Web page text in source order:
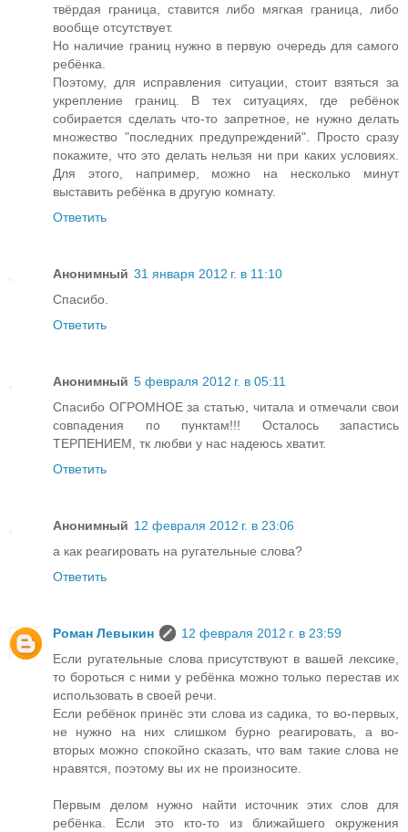
твёрдая граница, ставится либо мягкая граница, либо
вообще отсутствует.
Но наличие границ нужно в первую очередь для самого
ребёнка.
Поэтому, для исправления ситуации, стоит взяться за
укрепление границ. В тех ситуациях, где ребёнок
собирается сделать что-то запретное, не нужно делать
множество "последних предупреждений". Просто сразу
покажите, что это делать нельзя ни при каких условиях.
Для этого, например, можно на несколько минут
выставить ребёнка в другую комнату.
Ответить
Анонимный 31 января 2012 г. в 11:10
Спасибо.
Ответить
Анонимный 5 февраля 2012 г. в 05:11
Спасибо ОГРОМНОЕ за статью, читала и отмечали свои
совпадения по пунктам!!! Осталось запастись
ТЕРПЕНИЕМ, тк любви у нас надеюсь хватит.
Ответить
Анонимный 12 февраля 2012 г. в 23:06
а как реагировать на ругательные слова?
Ответить
Роман Левыкин
12 февраля 2012 г. в 23:59
Если ругательные слова присутствуют в вашей лексике,
то бороться с ними у ребёнка можно только перестав их
использовать в своей речи.
Если ребёнок принёс эти слова из садика, то во-первых,
не нужно на них слишком бурно реагировать, а во-
вторых можно спокойно сказать, что вам такие слова не
нравятся, поэтому вы их не произносите.
Первым делом нужно найти источник этих слов для
ребёнка. Если это кто-то из ближайшего окружения